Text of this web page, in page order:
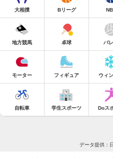
大相撲 Bリーグ
地方競馬 卓球 バ
モーター フィギュア ウィ
自転車 学生スポーツ Doス
データ提供：